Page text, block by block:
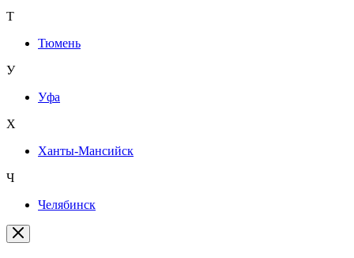
Т
Тюмень
У
Уфа
Х
Ханты-Мансийск
Ч
Челябинск